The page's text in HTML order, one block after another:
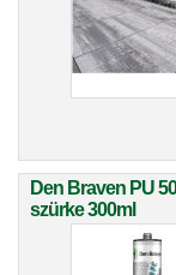
Den Braven PU
szürke 300ml